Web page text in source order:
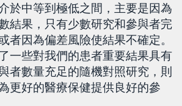
於中等到極低之間，主要是因為
結果，只有少數研究和參與者完
者因為偏差風險使結果不確定。
一些對我們的患者重要結果具有
者數量充足的隨機對照研究，則
更好的醫療保健提供良好的參